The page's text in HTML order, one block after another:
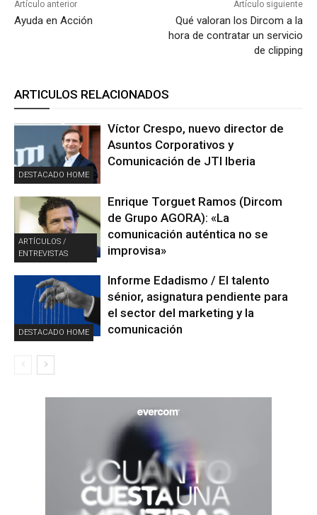
Artículo anterior
Ayuda en Acción
Artículo siguiente
Qué valoran los Dircom a la
hora de contratar un servicio
de clipping
ARTICULOS RELACIONADOS
DESTACADO HOME
Víctor Crespo, nuevo director de
Asuntos Corporativos y
Comunicación de JTI Iberia
ARTÍCULOS /
ENTREVISTAS
Enrique Torguet Ramos (Dircom
de Grupo AGORA): «La
comunicación auténtica no se
improvisa»
DESTACADO HOME
Informe Edadismo / El talento
sénior, asignatura pendiente para
el sector del marketing y la
comunicación